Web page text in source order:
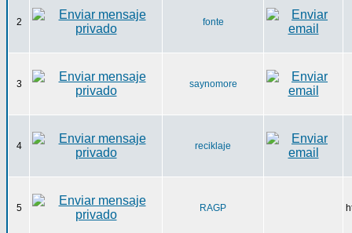
2 fonte
3 saynomore
4 reciklaje
5 RAGP